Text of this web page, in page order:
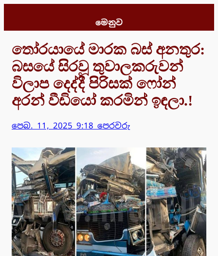
මෙනුව
තෝරයායේ මාරක බස් අනතුර:
බසයේ සිරවූ තුවාලකරුවන්
විලාප දෙද්දී පිරිසක් ෆෝන්
අරන් වීඩියෝ කරමින් ඉඳලා.!
පෙබ. 11, 2025 9:18 පෙරවරු